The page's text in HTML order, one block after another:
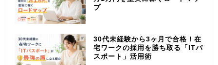
プ
30代未経験から3ヶ月で合格！在
宅ワークの採用を勝ち取る「ITパ
スポート」活用術